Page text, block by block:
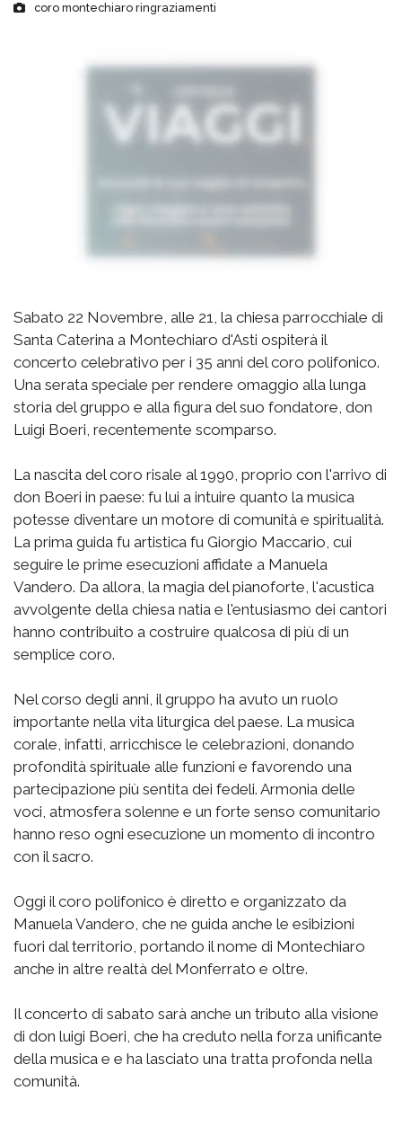
coro montechiaro ringraziamenti
Sabato 22 Novembre, alle 21, la chiesa parrocchiale di
Santa Caterina a Montechiaro d'Asti ospiterà il
concerto celebrativo per i 35 anni del coro polifonico.
Una serata speciale per rendere omaggio alla lunga
storia del gruppo e alla figura del suo fondatore, don
Luigi Boeri, recentemente scomparso.
La nascita del coro risale al 1990, proprio con l'arrivo di
don Boeri in paese: fu lui a intuire quanto la musica
potesse diventare un motore di comunità e spiritualità.
La prima guida fu artistica fu Giorgio Maccario, cui
seguire le prime esecuzioni affidate a Manuela
Vandero. Da allora, la magia del pianoforte, l'acustica
avvolgente della chiesa natia e l'entusiasmo dei cantori
hanno contribuito a costruire qualcosa di più di un
semplice coro.
Nel corso degli anni, il gruppo ha avuto un ruolo
importante nella vita liturgica del paese. La musica
corale, infatti, arricchisce le celebrazioni, donando
profondità spirituale alle funzioni e favorendo una
partecipazione più sentita dei fedeli. Armonia delle
voci, atmosfera solenne e un forte senso comunitario
hanno reso ogni esecuzione un momento di incontro
con il sacro.
Oggi il coro polifonico è diretto e organizzato da
Manuela Vandero, che ne guida anche le esibizioni
fuori dal territorio, portando il nome di Montechiaro
anche in altre realtà del Monferrato e oltre.
Il concerto di sabato sarà anche un tributo alla visione
di don luigi Boeri, che ha creduto nella forza unificante
della musica e e ha lasciato una tratta profonda nella
comunità.